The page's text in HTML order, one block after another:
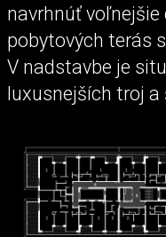
navrhnúť
pobytových terás
V nadstavbe je
luxusnejších troj a